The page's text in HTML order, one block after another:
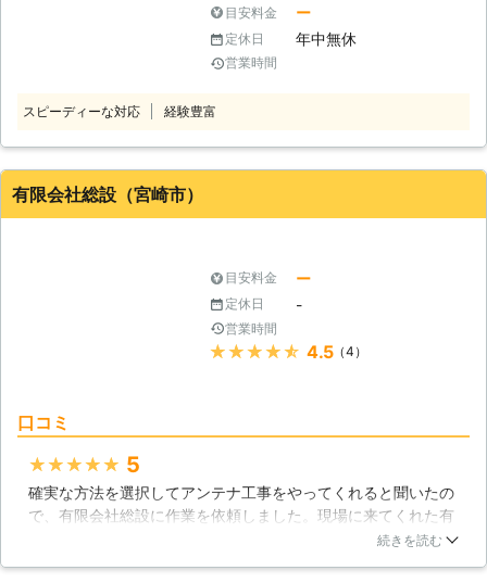
ことがあれば、当店にご依頼くださ
い。
応> 「引越し先にアンテナがない」
よくわかっており、お近くだからこそ
迅速な対応ができるのです。 アンテ
ナ工事は33,000円（税込）からおこ
なっています。出張費はいただいてお
任せ！> 当店は電気工事屋として、第
ンテナケーブルを扱ったり、時に電気
工事を合わせておこなったりするた
め、電気のプロの施工だと安心です。
<アンテナ調整も！映りが悪いときに
目安料金 ー
定休日 年中無休
営業時間
スピーディーな対応 経験豊富
有限会社総設（宮崎市）
目安料金 ー
定休日 -
営業時間
★★★★★ 4.5（4）
口コミ
★★★★★ 5
確実な方法を選択してアンテナ工事をやってくれると聞いたの
で、有限会社総設に作業を依頼しました。現場に来てくれた有
限会社総設のスタッフの方が、一生懸命にアンテナ工事をやっ
続きを読む